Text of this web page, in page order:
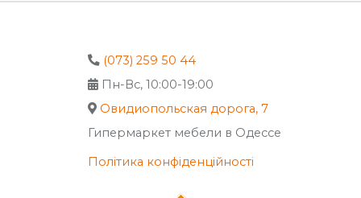
(073) 259 50 44
Пн-Вс, 10:00-19:00
Овидиопольская дорога, 7
Гипермаркет мебели в Одессе
Політика конфіденційності